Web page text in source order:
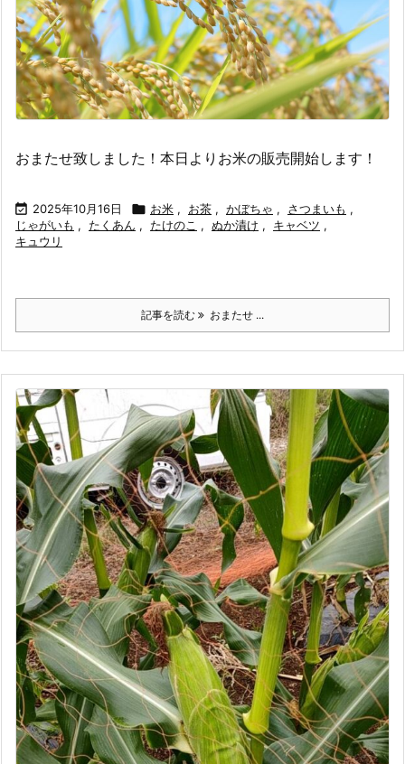
おまたせ致しました！本日よりお米の販売開始します！
 2025年10月16日  お米 , お茶 , かぼちゃ , さつまいも ,
じゃがいも , たくあん , たけのこ , ぬか漬け , キャベツ ,
キュウリ
記事を読む おまたせ ...